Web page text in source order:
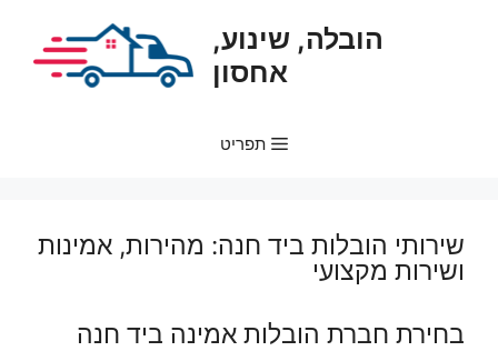
הובלה, שינוע,
אחסון
תפריט
שירותי הובלות ביד חנה: מהירות, אמינות
ושירות מקצועי
בחירת חברת הובלות אמינה ביד חנה